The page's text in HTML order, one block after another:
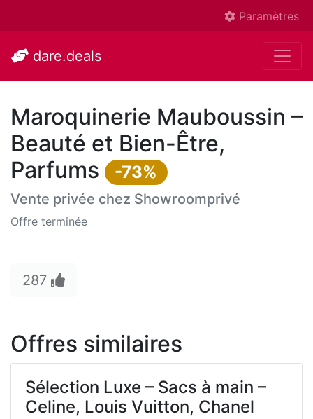
Paramètres
dare.deals
Maroquinerie Mauboussin –
Beauté et Bien-Être,
Parfums
-73%
Vente privée chez Showroomprivé
Offre terminée
287
Offres similaires
Sélection Luxe – Sacs à main –
Celine, Louis Vuitton, Chanel